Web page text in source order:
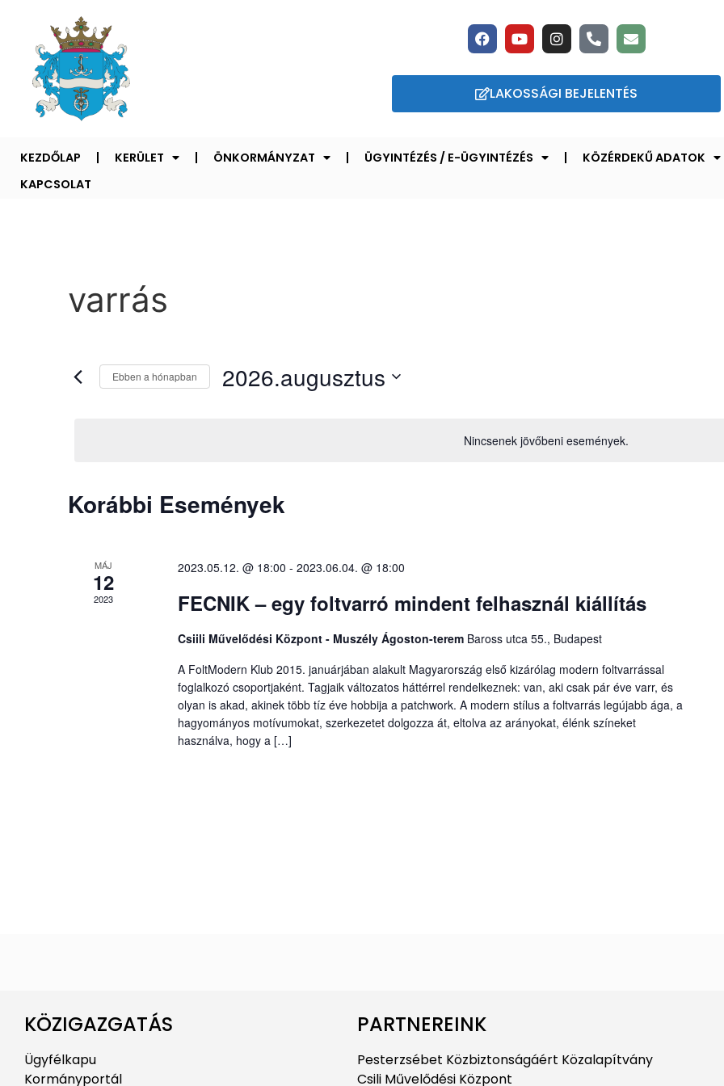
LAKOSSÁGI BEJELENTÉS
KEZDŐLAP KERÜLET ÖNKORMÁNYZAT ÜGYINTÉZÉS / E-ÜGYINTÉZÉS KÖZÉRDEKŰ ADATOK
KAPCSOLAT
varrás
Nincsenek jövőbeni események.
Ebben a hónapban 2026.augusztus
Események
Korábbi Események
MÁJ
12
2023
2023.05.12. @ 18:00 - 2023.06.04. @ 18:00
FECNIK – egy foltvarró mindent felhasznál kiállítás
Csiili Művelődési Központ - Muszély Ágoston-terem Baross utca 55., Budapest
A FoltModern Klub 2015. januárjában alakult Magyarország első kizárólag modern foltvarrással
foglalkozó csoportjaként. Tagjaik változatos háttérrel rendelkeznek: van, aki csak pár éve varr, és
olyan is akad, akinek több tíz éve hobbija a patchwork. A modern stílus a foltvarrás legújabb ága, a
hagyományos motívumokat, szerkezetet dolgozza át, eltolva az arányokat, élénk színeket
használva, hogy a […]
KÖZIGAZGATÁS
Ügyfélkapu
Kormányportál
PARTNEREINK
Pesterzsébet Közbiztonságáért Közalapítvány
Csili Művelődési Központ